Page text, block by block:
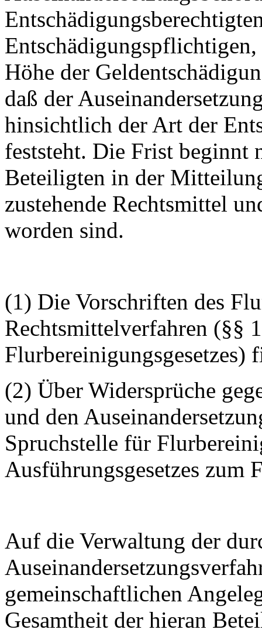
Entschädigungspflichtigen,
Höhe der
daß der
hinsichtlich der Art der
feststeht. Die Frist beginnt
Beteiligten in der
zustehende Rechtsmittel
worden sind.
(1) Die Vorschriften des
Rechtsmittelverfahren (§§
Flurbereinigungsgesetzes)
(2) Über Widersprüche
und den
Spruchstelle für
Ausführungsgesetzes zum
Auf die Verwaltung der
gemeinschaftlichen
Gesamtheit der hieran